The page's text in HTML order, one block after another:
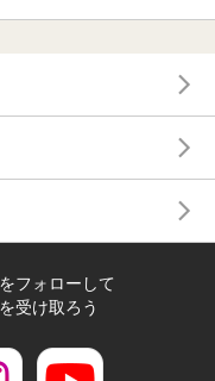
フォローして
受け取ろう